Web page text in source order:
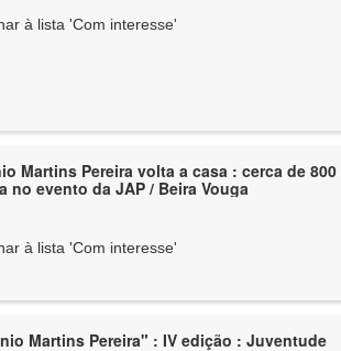
à lista 'Com interesse'
Martins Pereira volta a casa : cerca de 800
no evento da JAP / Beira Vouga
à lista 'Com interesse'
Martins Pereira" : IV edição : Juventude